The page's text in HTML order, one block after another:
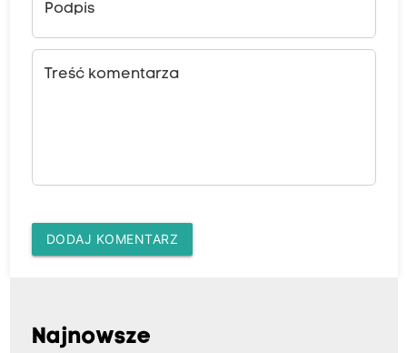
Podpis
Treść komentarza
DODAJ KOMENTARZ
Najnowsze